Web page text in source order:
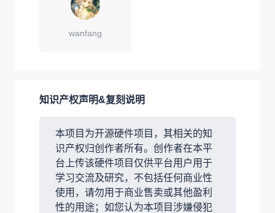
wanfang
知识产权声明&复刻说明
本项目为开源硬件项目，其相关的知
识产权归创作者所有。创作者在本平
台上传该硬件项目仅供平台用户用于
学习交流及研究，不包括任何商业性
使用，请勿用于商业售卖或其他盈利
性的用途；如您认为本项目涉嫌侵犯